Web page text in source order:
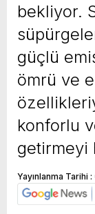
bekliyor.
güçlü
ömrü ve
konforlu
getirmeyi
Yayınlanma Tarihi :